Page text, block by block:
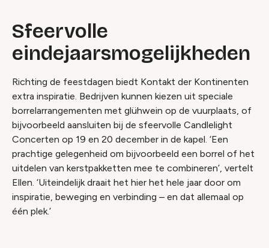
Sfeervolle
eindejaarsmogelijkheden
Richting de feestdagen biedt Kontakt der Kontinenten
extra inspiratie. Bedrijven kunnen kiezen uit speciale
borrelarrangementen met glühwein op de vuurplaats, of
bijvoorbeeld aansluiten bij de sfeervolle Candlelight
Concerten op 19 en 20 december in de kapel. ‘Een
prachtige gelegenheid om bijvoorbeeld een borrel of het
uitdelen van kerstpakketten mee te combineren’, vertelt
Ellen. ‘Uiteindelijk draait het hier het hele jaar door om
inspiratie, beweging en verbinding – en dat allemaal op
één plek.’
Video geblokkeerd